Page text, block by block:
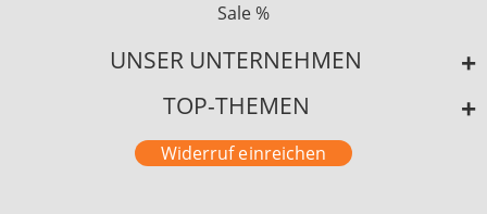
Sale %
UNSER UNTERNEHMEN
TOP-THEMEN
Widerruf einreichen